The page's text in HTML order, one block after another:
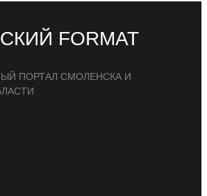
FORMAT
ПОРТАЛ СМОЛЕНСКА И